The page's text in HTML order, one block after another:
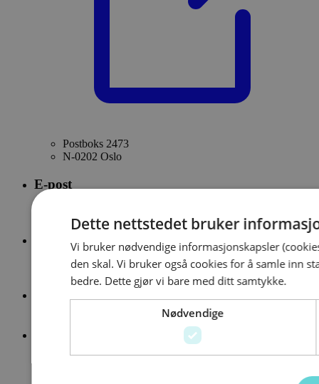
Postboks 2473
N-0202 Oslo
E-post
Sentralbord
23 28 42 00
Dette nettstedet bruker
Vi bruker nødvendige informasjonskapsler
den skal. Vi bruker også cookies for å samle inn
bedre. Dette gjør vi bare med ditt samtykke.
Nødvendige